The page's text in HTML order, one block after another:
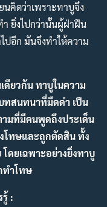
นคิดว่าเพราะทาบูจึง
ำ ยิ่งไปกว่านั้นผู้ฝ่าฝืน
ปอีก มันจึงทำให้ความ
ดียวกัน ทาบูในความ
ทสนทนาที่มืดดำ เป็น
ามที่มีคนพูดถึงประเด็น
โทษและถูกตัดสิน ทั้ง
ดยเฉพาะอย่างยิ่งทาบู
ทำโทษ
: